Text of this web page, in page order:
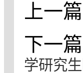
上一篇
下一篇
学研究